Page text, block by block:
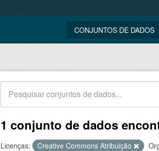
CONJUNTOS DE DADOS
1 conjunto de dados
Licenças: Creative Commons Atribuição